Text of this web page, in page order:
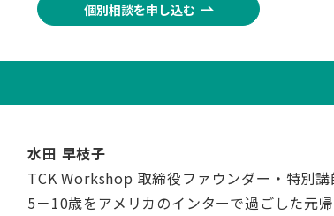
個別相談を申し込む
水田 早枝子
TCK Workshop 取締役ファウンダー・特別講
5－10歳をアメリカのインターで過ごした元